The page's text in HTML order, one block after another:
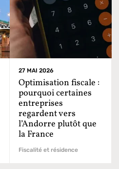
27 MAI 2026
Optimisation fiscale :
pourquoi certaines
entreprises
regardent vers
l’Andorre plutôt que
la France
Fiscalité et résidence